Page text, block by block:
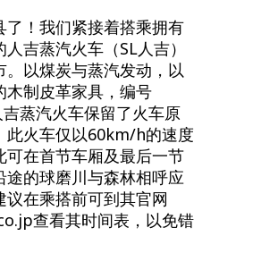
了！我们紧接着搭乘拥有
吉蒸汽火车（SL人吉）
。以煤炭与蒸汽发动，以
木制皮革家具，编号
蒸汽火车保留了火车原
此火车仅以60km/h的速度
可在首节车厢及最后一节
途的球磨川与森林相呼应
议在乘搭前可到其官网
查看其时间表，以免错